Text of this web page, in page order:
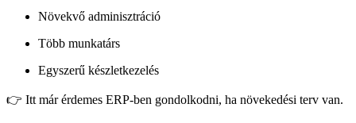
Növekvő adminisztráció
Több munkatárs
Egyszerű készletkezelés
👉 Itt már érdemes ERP-ben gondolkodni, ha növekedési terv van.